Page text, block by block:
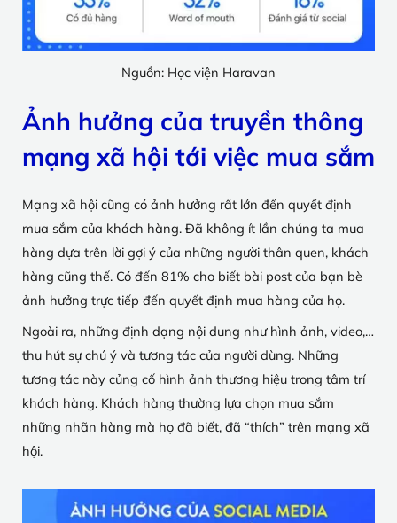
Nguồn: Học viện Haravan
Ảnh hưởng của truyền thông
mạng xã hội tới việc mua sắm
Mạng xã hội cũng có ảnh hưởng rất lớn đến quyết định
mua sắm của khách hàng. Đã không ít lần chúng ta mua
hàng dựa trên lời gợi ý của những người thân quen, khách
hàng cũng thế. Có đến 81% cho biết bài post của bạn bè
ảnh hưởng trực tiếp đến quyết định mua hàng của họ.
Ngoài ra, những định dạng nội dung như hình ảnh, video,…
thu hút sự chú ý và tương tác của người dùng. Những
tương tác này củng cố hình ảnh thương hiệu trong tâm trí
khách hàng. Khách hàng thường lựa chọn mua sắm
những nhãn hàng mà họ đã biết, đã “thích” trên mạng xã
hội.